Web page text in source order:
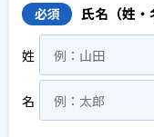
必須 氏名（姓・
姓
名